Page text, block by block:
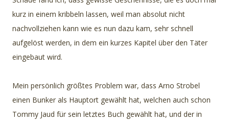
kurz in einem kribbeln lassen, weil man absolut nicht
nachvollziehen kann wie es nun dazu kam, sehr schnell
aufgelöst werden, in dem ein kurzes Kapitel über den Täter
eingebaut wird.
Mein persönlich größtes Problem war, dass Arno Strobel
einen Bunker als Hauptort gewählt hat, welchen auch schon
Tommy Jaud für sein letztes Buch gewählt hat, und der in